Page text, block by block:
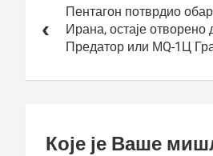
чланкаПентагон потврдио
Ирана, остаје отворено
Предатор или МQ-1Ц
Које је Ваше